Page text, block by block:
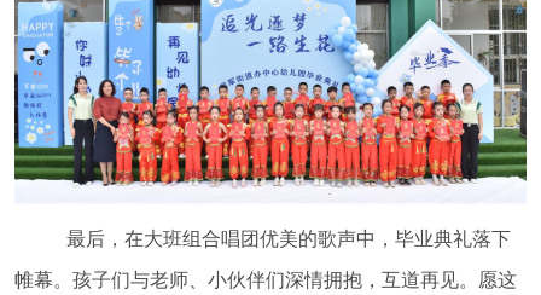
最后，在大班组合唱团优美的歌声中，毕业典礼落下
帷幕。孩子们与老师、小伙伴们深情拥抱，互道再见。愿这